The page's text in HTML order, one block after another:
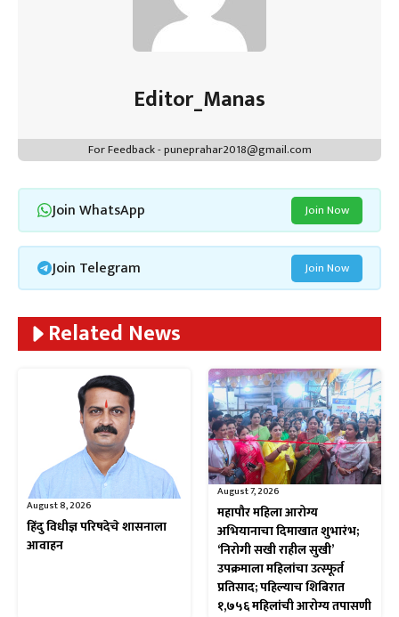
Editor_Manas
For Feedback - puneprahar2018@gmail.com
Join WhatsApp Join Now
Join Telegram Join Now
Related News
August 8, 2026
हिंदु विधीज्ञ परिषदेचे शासनाला
आवाहन
August 7, 2026
महापौर महिला आरोग्य
अभियानाचा दिमाखात शुभारंभ;
‘निरोगी सखी राहील सुखी’
उपक्रमाला महिलांचा उत्स्फूर्त
प्रतिसाद; पहिल्याच शिबिरात
१,७५६ महिलांची आरोग्य तपासणी